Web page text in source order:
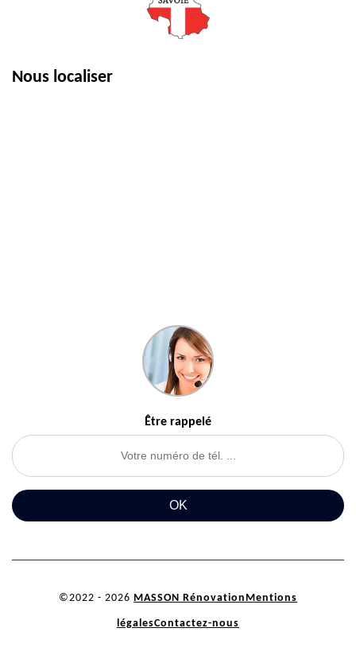
Nous localiser
Être rappelé
©2022 - 2026 MASSON Rénovation Mentions
légalesContactez-nous